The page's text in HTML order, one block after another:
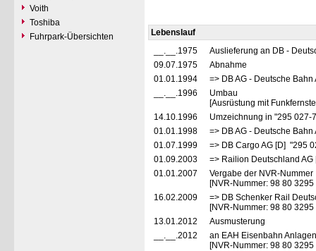
Voith
Toshiba
Fuhrpark-Übersichten
Lebenslauf
__.__.1975
Auslieferung an DB -
09.07.1975
Abnahme
01.01.1994
=> DB AG - Deutsche
__.__.1996
Umbau
[Ausrüstung mit
14.10.1996
Umzeichnung in "295 027-
01.01.1998
=> DB AG - Deutsche
01.07.1999
=> DB Cargo AG [D] "295
01.09.2003
=> Railion Deutschland
01.01.2007
Vergabe der NVR-Nummer
[NVR-Nummer: 98 80
16.02.2009
=> DB Schenker Rail
[NVR-Nummer: 98 80
13.01.2012
Ausmusterung
__.__.2012
an EAH Eisenbahn
[NVR-Nummer: 98 80